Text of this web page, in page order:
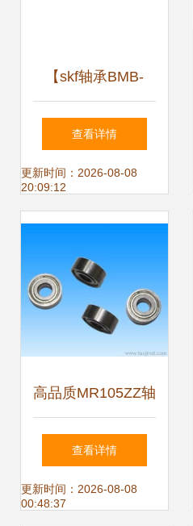
【skf轴承BMB-
6202/032S2/UB008A
轴承多少钱】_轴
承栏目
查看详情
更新时间：2026-08-08
20:09:12
高品质MR105ZZ轴
承 MR系列轴承厂
家直销，现货有图
查看详情
更新时间：2026-08-08
00:48:37